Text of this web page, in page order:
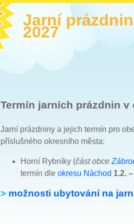
Jarní
2027
Termín jarních prázdnin v
Jarní prázdniny a jejich termín pro
příslušného okresního města:
Horní Rybníky (část obce
termín dle okresu Náchod 1.2.
> možnosti ubytování na